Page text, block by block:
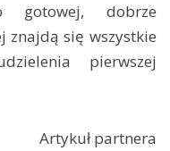
gotowej, dobrze
znajdą się wszystkie
pierwszej
Artykuł partnera